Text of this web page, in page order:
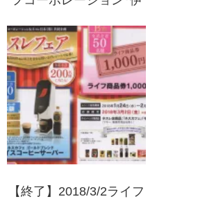
劇団四季ギフトカードプ
レゼントキャンペーン
【終了】2018/3/2ライフ